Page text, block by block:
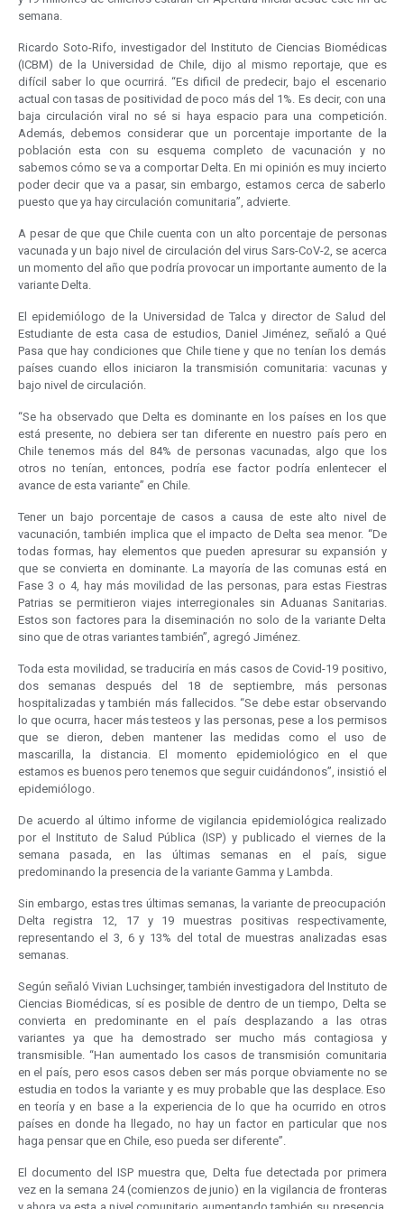
semana.
Ricardo Soto-Rifo, investigador del Instituto de Ciencias Biomédicas
(ICBM) de la Universidad de Chile, dijo al mismo reportaje, que es
difícil saber lo que ocurrirá. “Es dificil de predecir, bajo el escenario
actual con tasas de positividad de poco más del 1%. Es decir, con una
baja circulación viral no sé si haya espacio para una competición.
Además, debemos considerar que un porcentaje importante de la
población esta con su esquema completo de vacunación y no
sabemos cómo se va a comportar Delta. En mi opinión es muy incierto
poder decir que va a pasar, sin embargo, estamos cerca de saberlo
puesto que ya hay circulación comunitaria”, advierte.
A pesar de que que Chile cuenta con un alto porcentaje de personas
vacunada y un bajo nivel de circulación del virus Sars-CoV-2, se acerca
un momento del año que podría provocar un importante aumento de la
variante Delta.
El epidemiólogo de la Universidad de Talca y director de Salud del
Estudiante de esta casa de estudios, Daniel Jiménez, señaló a Qué
Pasa que hay condiciones que Chile tiene y que no tenían los demás
países cuando ellos iniciaron la transmisión comunitaria: vacunas y
bajo nivel de circulación.
“Se ha observado que Delta es dominante en los países en los que
está presente, no debiera ser tan diferente en nuestro país pero en
Chile tenemos más del 84% de personas vacunadas, algo que los
otros no tenían, entonces, podría ese factor podría enlentecer el
avance de esta variante” en Chile.
Tener un bajo porcentaje de casos a causa de este alto nivel de
vacunación, también implica que el impacto de Delta sea menor. “De
todas formas, hay elementos que pueden apresurar su expansión y
que se convierta en dominante. La mayoría de las comunas está en
Fase 3 o 4, hay más movilidad de las personas, para estas Fiestras
Patrias se permitieron viajes interregionales sin Aduanas Sanitarias.
Estos son factores para la diseminación no solo de la variante Delta
sino que de otras variantes también”, agregó Jiménez.
Toda esta movilidad, se traduciría en más casos de Covid-19 positivo,
dos semanas después del 18 de septiembre, más personas
hospitalizadas y también más fallecidos. “Se debe estar observando
lo que ocurra, hacer más testeos y las personas, pese a los permisos
que se dieron, deben mantener las medidas como el uso de
mascarilla, la distancia. El momento epidemiológico en el que
estamos es buenos pero tenemos que seguir cuidándonos”, insistió el
epidemiólogo.
De acuerdo al último informe de vigilancia epidemiológica realizado
por el Instituto de Salud Pública (ISP) y publicado el viernes de la
semana pasada, en las últimas semanas en el país, sigue
predominando la presencia de la variante Gamma y Lambda.
Sin embargo, estas tres últimas semanas, la variante de preocupación
Delta registra 12, 17 y 19 muestras positivas respectivamente,
representando el 3, 6 y 13% del total de muestras analizadas esas
semanas.
Según señaló Vivian Luchsinger, también investigadora del Instituto de
Ciencias Biomédicas, sí es posible de dentro de un tiempo, Delta se
convierta en predominante en el país desplazando a las otras
variantes ya que ha demostrado ser mucho más contagiosa y
transmisible. “Han aumentado los casos de transmisión comunitaria
en el país, pero esos casos deben ser más porque obviamente no se
estudia en todos la variante y es muy probable que las desplace. Eso
en teoría y en base a la experiencia de lo que ha ocurrido en otros
países en donde ha llegado, no hay un factor en particular que nos
haga pensar que en Chile, eso pueda ser diferente”.
El documento del ISP muestra que, Delta fue detectada por primera
vez en la semana 24 (comienzos de junio) en la vigilancia de fronteras